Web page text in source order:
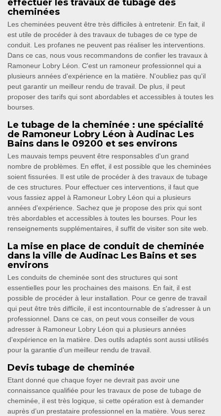
effectuer les travaux de tubage des
cheminées
Les cheminées peuvent être très difficiles à entretenir. En fait, il
est utile de procéder à des travaux de tubages de ce type de
conduit. Les profanes ne peuvent pas réaliser les interventions.
Dans ce cas, nous vous recommandons de confier les travaux à
Ramoneur Lobry Léon. C'est un ramoneur professionnel qui a
plusieurs années d'expérience en la matière. N'oubliez pas qu'il
peut garantir un meilleur rendu de travail. De plus, il peut
proposer des tarifs qui sont abordables et accessibles à toutes les
bourses.
Le tubage de la cheminée : une spécialité
de Ramoneur Lobry Léon à Audinac Les
Bains dans le 09200 et ses environs
Les mauvais temps peuvent être responsables d'un grand
nombre de problèmes. En effet, il est possible que les cheminées
soient fissurées. Il est utile de procéder à des travaux de tubage
de ces structures. Pour effectuer ces interventions, il faut que
vous fassiez appel à Ramoneur Lobry Léon qui a plusieurs
années d'expérience. Sachez que je propose des prix qui sont
très abordables et accessibles à toutes les bourses. Pour les
renseignements supplémentaires, il suffit de visiter son site web.
La mise en place de conduit de cheminée
dans la ville de Audinac Les Bains et ses
environs
Les conduits de cheminée sont des structures qui sont
essentielles pour les prochaines des maisons. En fait, il est
possible de procéder à leur installation. Pour ce genre de travail
qui peut être très difficile, il est incontournable de s'adresser à un
professionnel. Dans ce cas, on peut vous conseiller de vous
adresser à Ramoneur Lobry Léon qui a plusieurs années
d'expérience en la matière. Des outils adaptés sont aussi utilisés
pour la garantie d'un meilleur rendu de travail.
Devis tubage de cheminée
Etant donné que chaque foyer ne devrait pas avoir une
connaissance qualifiée pour les travaux de pose de tubage de
cheminée, il est très logique, si cette opération est à demander
auprès d’un prestataire professionnel en la matière. Vous serez